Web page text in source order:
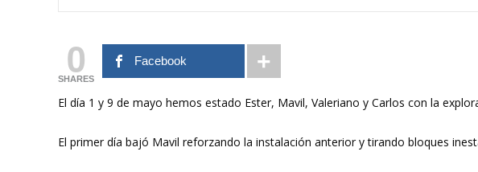
0
SHARES
Facebook
El día 1 y 9 de mayo hemos estado Ester, Mavil, Valeriano y Carlos con la
El primer día bajó Mavil reforzando la instalación anterior y tirando bloques